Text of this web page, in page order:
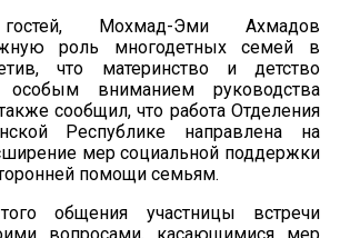
гостей, Мохмад-Эми Ахмадов
роль многодетных семей в
что материнство и детство
особым вниманием руководства
сообщил, что работа Отделения
Республике направлена на
мер социальной поддержки
помощи семьям.
общения участницы встречи